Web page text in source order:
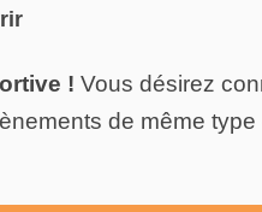
! Vous désirez
de même